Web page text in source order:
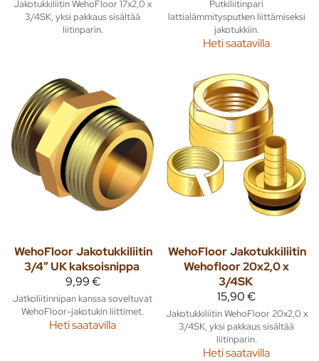
Jakotukkiliitin WehoFloor 17x2,0 x
3/4SK, yksi pakkaus sisältää
liitinparin.
Putkiliitinpari
lattialämmitysputken liittämiseksi
jakotukkiin.
Heti saatavilla
WehoFloorJakotukkiliitin
3/4” UK kaksoisnippa
9,99 €
Jatkoliitinnipan kanssa soveltuvat
WehoFloor-jakotukin liittimet.
Heti saatavilla
WehoFloorJakotukkiliitin
Wehofloor 20x2,0 x
3/4SK
15,90 €
Jakotukkiliitin WehoFloor 20x2,0 x
3/4SK, yksi pakkaus sisältää
liitinparin.
Heti saatavilla